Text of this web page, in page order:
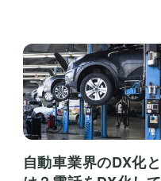
自動車業界のDX化と